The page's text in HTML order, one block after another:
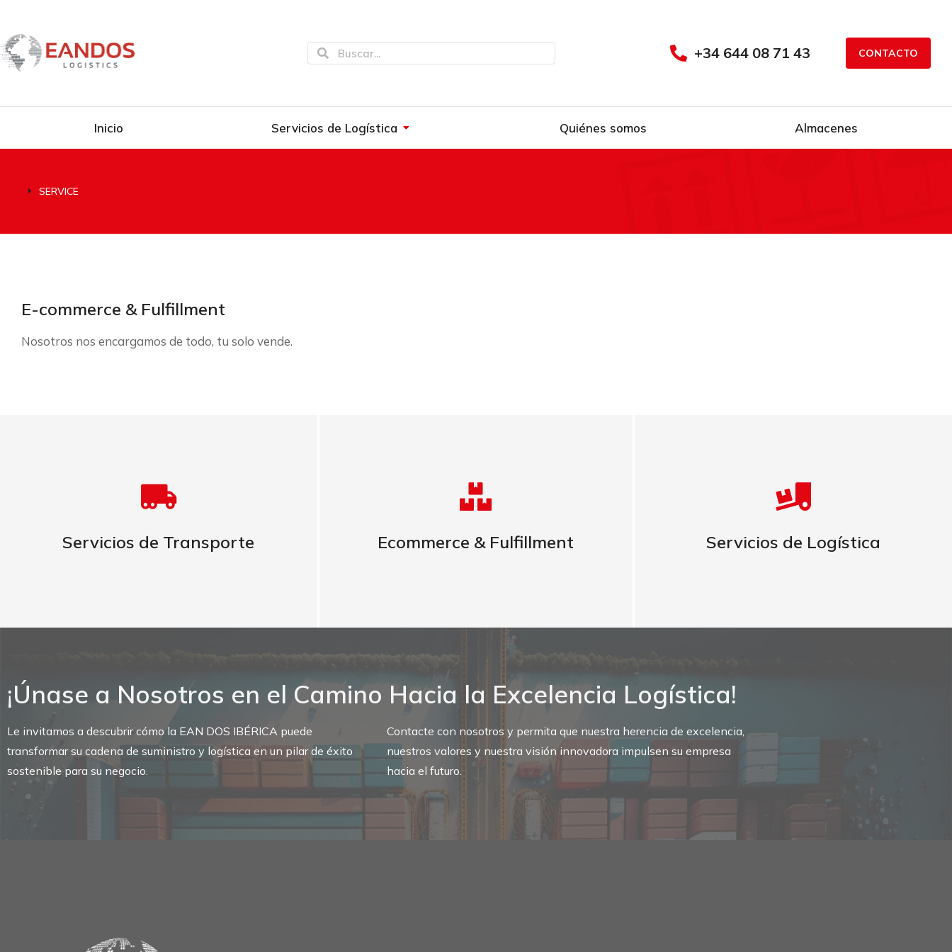
+34 644 08 71 43 CONTACTO
Inicio Servicios de Logística Quiénes somos Almacenes
Estás aquí:
SERVICE
E-commerce & Fulfillment
Nosotros nos encargamos de todo, tu solo vende.
Servicios de Transporte​ Ecommerce & Fulfillment Servicios de Logística
¡Únase a Nosotros en el Camino Hacia la Excelencia Logística!
Le invitamos a descubrir cómo la EAN DOS IBÉRICA puede
transformar su cadena de suministro y logística en un pilar de éxito
sostenible para su negocio.
Contacte con nosotros y permita que nuestra herencia de excelencia,
nuestros valores y nuestra visión innovadora impulsen su empresa
hacia el futuro.